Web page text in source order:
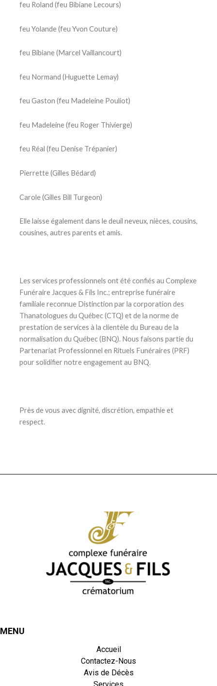
feu Roland (feu Bibiane Lecours)
feu Yolande (feu Yvon Couture)
feu Bibiane (Marcel Vaillancourt)
feu Normand (Huguette Lemay)
feu Gaston (feu Madeleine Pouliot)
feu Madeleine (feu Roger Thivierge)
feu Réal (feu Denise Trépanier)
Pierrette (Gilles Bédard)
Carole (Gilles Bill Turgeon)
Elle laisse également dans le deuil neveux, nièces, cousins,
cousines, autres parents et amis.
Les services professionnels ont été confiés au Complexe
Funéraire Jacques & Fils Inc.; entreprise funéraire
familiale reconnue Distinction par la corporation des
Thanatologues du Québec (CTQ) et de la norme de
prestation de services à la clientèle du Bureau de la
normalisation du Québec (BNQ). Nous faisons partie du
Partenariat Professionnel en Rituels Funéraires (PRF)
pour solidifier notre engagement au BNQ.
Près de vous avec dignité, discrétion, empathie et
respect.
MENU
Accueil
Contactez-Nous
Avis de Décès